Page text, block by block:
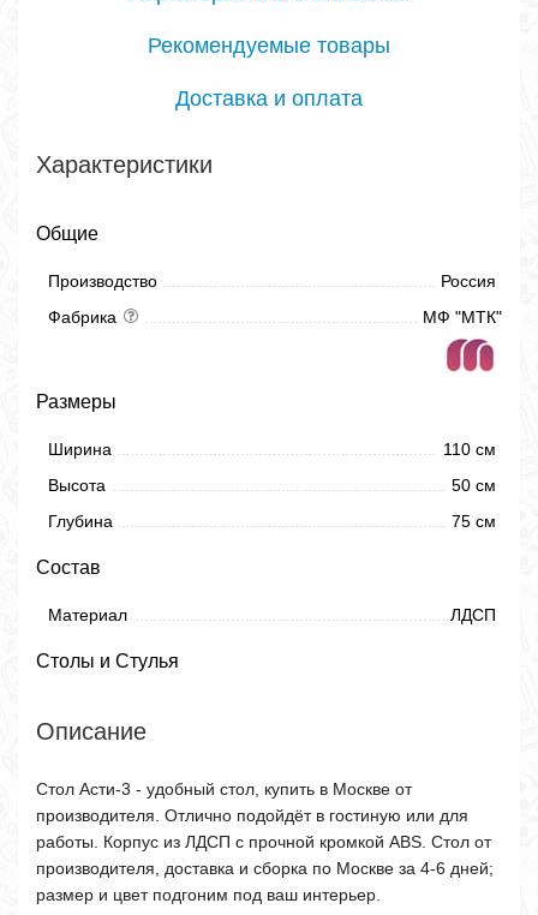
Рекомендуемые товары
Доставка и оплата
Характеристики
Общие
Производство
Россия
Фабрика
МФ "МТК"
Размеры
Ширина
110 см
Высота
50 см
Глубина
75 см
Состав
Материал ЛДСП
Столы и Стулья
Описание
Стол Асти-3 - удобный стол, купить в Москве от
производителя. Отлично подойдёт в гостиную или для
работы. Корпус из ЛДСП с прочной кромкой ABS. Стол от
производителя, доставка и сборка по Москве за 4-6 дней;
размер и цвет подгоним под ваш интерьер.